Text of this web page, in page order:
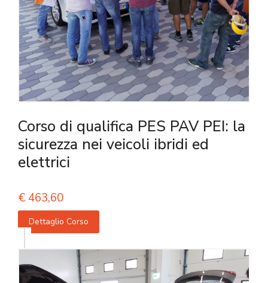
Corso di qualifica PES PAV PEI: la
sicurezza nei veicoli ibridi ed
elettrici
€ 463,60
Dettaglio Corso